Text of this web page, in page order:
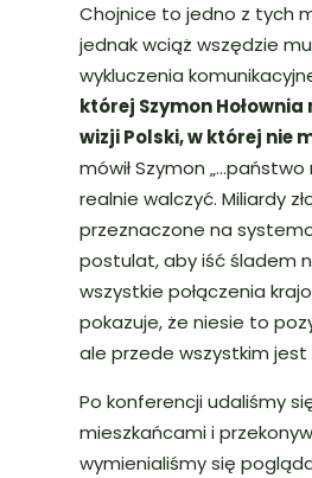
Chojnice to jedno z tych
jednak wciąż wszędzie
wykluczenia
której Szymon
wizji Polski, w której nie
mówił Szymon „…państwo
realnie walczyć. Miliardy
przeznaczone na
postulat, aby iść śladem
wszystkie połączenia
pokazuje, że niesie to
ale przede wszystkim
Po konferencji udaliśmy
mieszkańcami i
wymienialiśmy się